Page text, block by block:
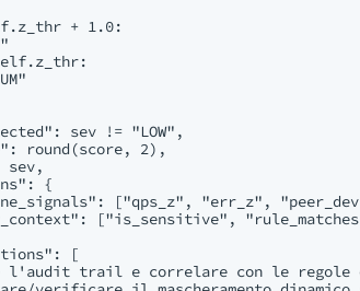
+ 1.0:
sev != "LOW",
round(score, 2),
sev,
{
["qps_z", "err_z",
["is_sensitive",
[
l'audit trail e correlare con le regole